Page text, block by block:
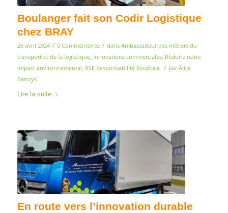
Boulanger fait son Codir Logistique
chez BRAY
26 avril 2024 / 0 Commentaires / dans Ambassadeur des métiers du
transport et de la logistique, Innovations commerciales, Réduire notre
impact environnemental, RSE Responsabilité Sociétale / parAlice
Barczyk
Lire la suite
En route vers l’innovation durable